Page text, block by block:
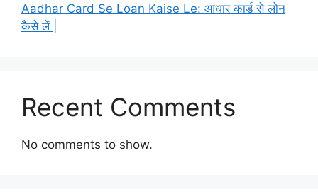
Aadhar Card Se Loan Kaise Le: आधार कार्ड से लोन
कैसे लें |
Recent Comments
No comments to show.